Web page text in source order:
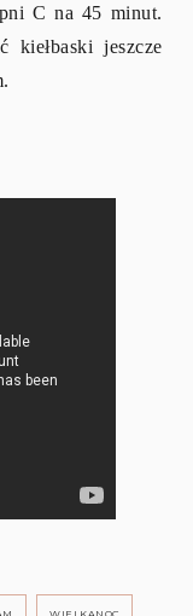
C na 45 minut.
jeszcze
WIELKANOC